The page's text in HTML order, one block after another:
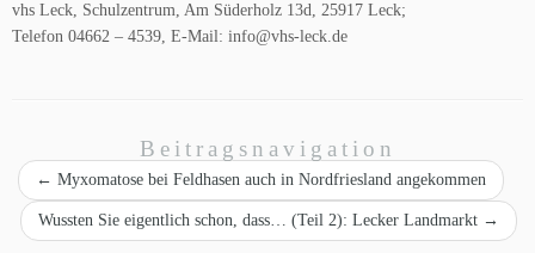
vhs Leck, Schulzentrum, Am Süderholz 13d, 25917 Leck;
Telefon 04662 – 4539, E-Mail: info@vhs-leck.de
Beitragsnavigation
← Myxomatose bei Feldhasen auch in Nordfriesland angekommen
Wussten Sie eigentlich schon, dass… (Teil 2): Lecker Landmarkt →